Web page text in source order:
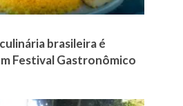
brasileira é
Festival Gastronômico